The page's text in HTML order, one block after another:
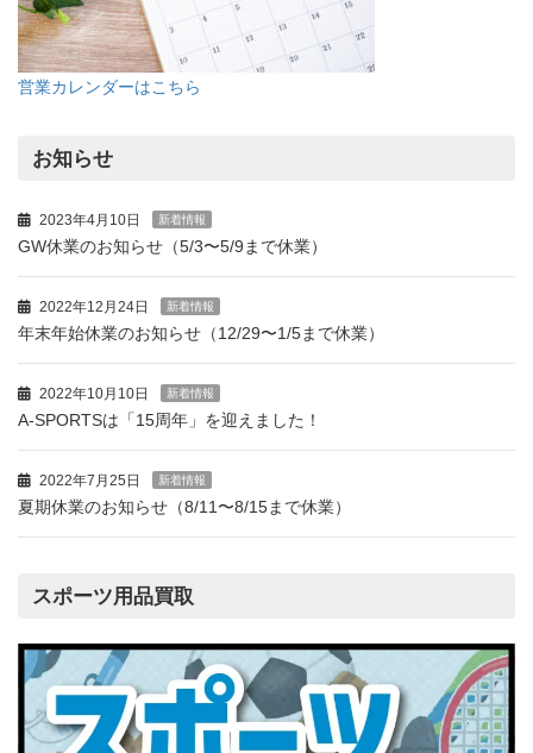
営業カレンダーはこちら
お知らせ
2023年4月10日 新着情報
GW休業のお知らせ（5/3〜5/9まで休業）
2022年12月24日 新着情報
年末年始休業のお知らせ（12/29〜1/5まで休業）
2022年10月10日 新着情報
A-SPORTSは「15周年」を迎えました！
2022年7月25日 新着情報
夏期休業のお知らせ（8/11〜8/15まで休業）
スポーツ用品買取